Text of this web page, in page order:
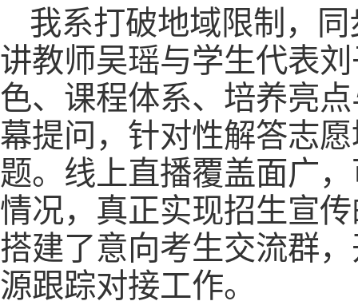
我系打破地域限制，
讲教师吴瑶与学生代表
色、课程体系、培养亮
幕提问，针对性解答志
题。线上直播覆盖面广
情况，真正实现招生宣
搭建了意向考生交流群
源跟踪对接工作。